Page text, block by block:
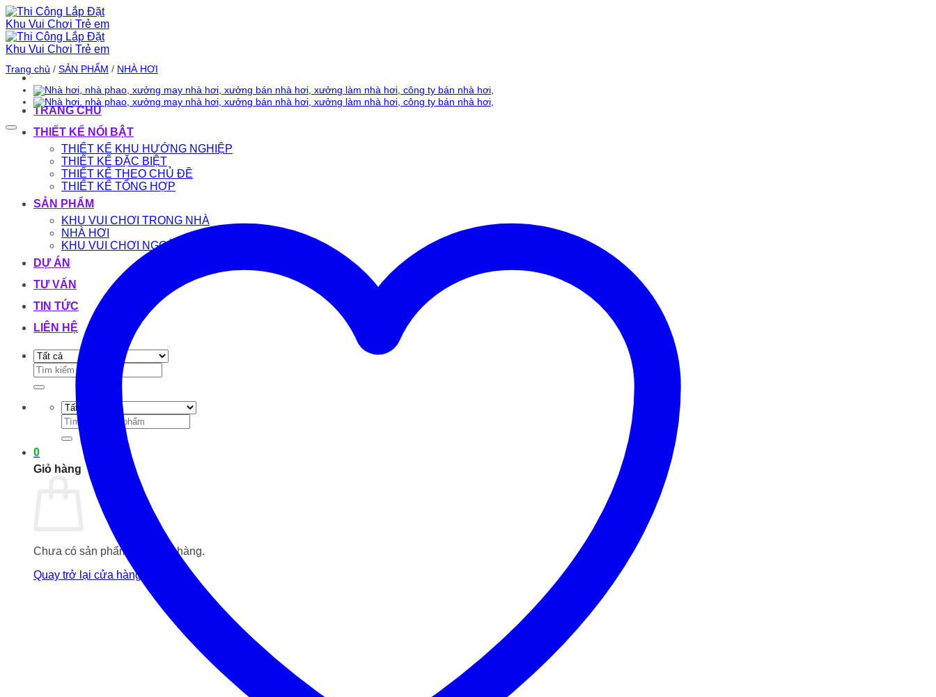
Bỏ
qua
nội
dung
TRANG CHỦ
THIẾT KẾ NỔI BẬT
THIẾT KẾ KHU HƯỚNG NGHIỆP
THIẾT KẾ ĐẶC BIỆT
THIẾT KẾ THEO CHỦ ĐỀ
THIẾT KẾ TỔNG HỢP
SẢN PHẨM
KHU VUI CHƠI TRONG NHÀ
NHÀ HƠI
KHU VUI CHƠI NGOÀI TRỜI
DỰ ÁN
TƯ VẤN
TIN TỨC
LIÊN HỆ
Tìm
kiếm:
Tìm
kiếm:
0
Giỏ hàng
Chưa có sản phẩm trong giỏ hàng.
Quay trở lại cửa hàng
Trang chủ / SẢN PHẨM / NHÀ HƠI